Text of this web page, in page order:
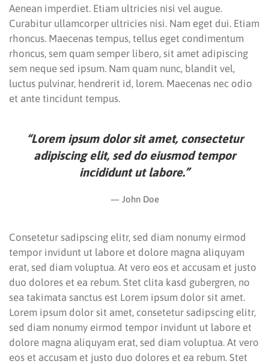
Aenean imperdiet. Etiam ultricies nisi vel augue.
Curabitur ullamcorper ultricies nisi. Nam eget dui. Etiam
rhoncus. Maecenas tempus, tellus eget condimentum
rhoncus, sem quam semper libero, sit amet adipiscing
sem neque sed ipsum. Nam quam nunc, blandit vel,
luctus pulvinar, hendrerit id, lorem. Maecenas nec odio
et ante tincidunt tempus.
“Lorem ipsum dolor sit amet, consectetur
adipiscing elit, sed do eiusmod tempor
incididunt ut labore.”
John Doe
Consetetur sadipscing elitr, sed diam nonumy eirmod
tempor invidunt ut labore et dolore magna aliquyam
erat, sed diam voluptua. At vero eos et accusam et justo
duo dolores et ea rebum. Stet clita kasd gubergren, no
sea takimata sanctus est Lorem ipsum dolor sit amet.
Lorem ipsum dolor sit amet, consetetur sadipscing elitr,
sed diam nonumy eirmod tempor invidunt ut labore et
dolore magna aliquyam erat, sed diam voluptua. At vero
eos et accusam et justo duo dolores et ea rebum. Stet